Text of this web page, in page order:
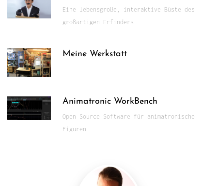
Eine lebensgroße, interaktive Büste des
großartigen Erfinders
Meine Werkstatt
Animatronic WorkBench
Open Source Software für animatronische
Figuren